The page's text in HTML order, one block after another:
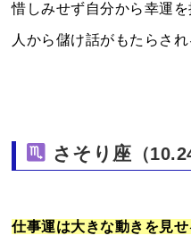
惜しみせず自分から幸運
人から儲け話がもたらさ
さそり座 （
仕事運は大きな動きを見せ